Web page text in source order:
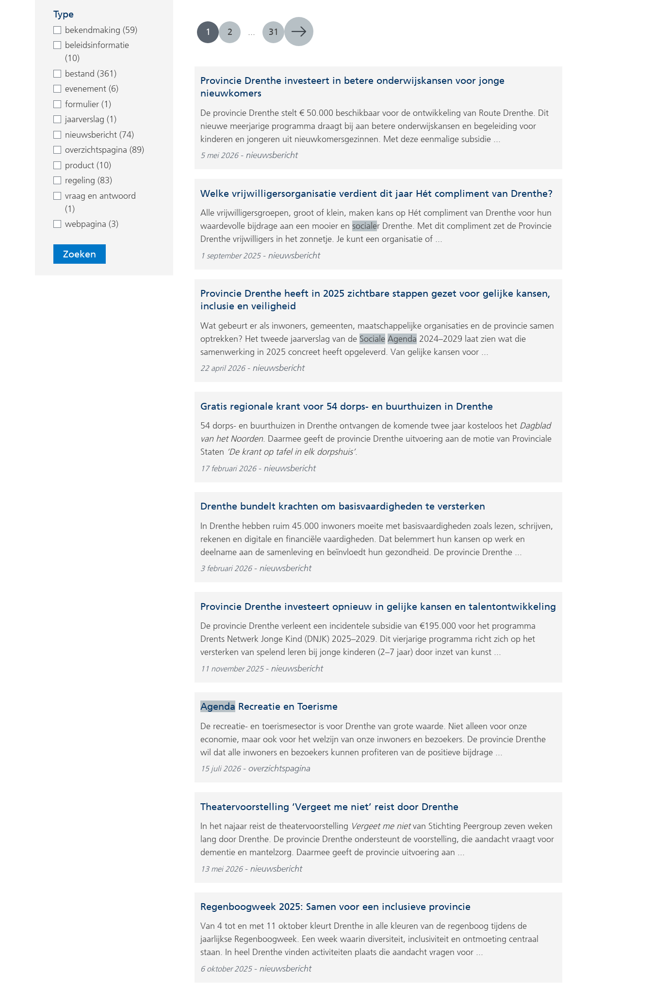
Type
bekendmaking (59)
beleidsinformatie
(10)
bestand (361)
evenement (6)
formulier (1)
jaarverslag (1)
nieuwsbericht (74)
overzichtspagina (89)
product (10)
regeling (83)
vraag en antwoord
(1)
webpagina (3)
Zoeken
1 2 ... 31
Provincie Drenthe investeert in betere onderwijskansen voor jonge
nieuwkomers
De provincie Drenthe stelt € 50.000 beschikbaar voor de ontwikkeling van Route Drenthe. Dit
nieuwe meerjarige programma draagt bij aan betere onderwijskansen en begeleiding voor
kinderen en jongeren uit nieuwkomersgezinnen. Met deze eenmalige subsidie ...
5 mei 2026 nieuwsbericht
Welke vrijwilligersorganisatie verdient dit jaar Hét compliment van Drenthe?
Alle vrijwilligersgroepen, groot of klein, maken kans op Hét compliment van Drenthe voor hun
waardevolle bijdrage aan een mooier en socialer Drenthe. Met dit compliment zet de Provincie
Drenthe vrijwilligers in het zonnetje. Je kunt een organisatie of ...
1 september 2025 nieuwsbericht
Provincie Drenthe heeft in 2025 zichtbare stappen gezet voor gelijke kansen,
inclusie en veiligheid
Wat gebeurt er als inwoners, gemeenten, maatschappelijke organisaties en de provincie samen
optrekken? Het tweede jaarverslag van de Sociale Agenda 2024–2029 laat zien wat die
samenwerking in 2025 concreet heeft opgeleverd. Van gelijke kansen voor ...
22 april 2026 nieuwsbericht
Gratis regionale krant voor 54 dorps- en buurthuizen in Drenthe
54 dorps- en buurthuizen in Drenthe ontvangen de komende twee jaar kosteloos het Dagblad
van het Noorden. Daarmee geeft de provincie Drenthe uitvoering aan de motie van Provinciale
Staten ‘De krant op tafel in elk dorpshuis’.
17 februari 2026 nieuwsbericht
Drenthe bundelt krachten om basisvaardigheden te versterken
In Drenthe hebben ruim 45.000 inwoners moeite met basisvaardigheden zoals lezen, schrijven,
rekenen en digitale en financiële vaardigheden. Dat belemmert hun kansen op werk en
deelname aan de samenleving en beïnvloedt hun gezondheid. De provincie Drenthe ...
3 februari 2026 nieuwsbericht
Provincie Drenthe investeert opnieuw in gelijke kansen en talentontwikkeling
De provincie Drenthe verleent een incidentele subsidie van €195.000 voor het programma
Drents Netwerk Jonge Kind (DNJK) 2025–2029. Dit vierjarige programma richt zich op het
versterken van spelend leren bij jonge kinderen (2–7 jaar) door inzet van kunst ...
11 november 2025 nieuwsbericht
Agenda Recreatie en Toerisme
De recreatie- en toerismesector is voor Drenthe van grote waarde. Niet alleen voor onze
economie, maar ook voor het welzijn van onze inwoners en bezoekers. De provincie Drenthe
wil dat alle inwoners en bezoekers kunnen profiteren van de positieve bijdrage ...
15 juli 2026 overzichtspagina
Theatervoorstelling ‘Vergeet me niet’ reist door Drenthe
In het najaar reist de theatervoorstelling Vergeet me nietvan Stichting Peergroup zeven weken
lang door Drenthe. De provincie Drenthe ondersteunt de voorstelling, die aandacht vraagt voor
dementie en mantelzorg. Daarmee geeft de provincie uitvoering aan ...
13 mei 2026 nieuwsbericht
Regenboogweek 2025: Samen voor een inclusieve provincie
Van 4 tot en met 11 oktober kleurt Drenthe in alle kleuren van de regenboog tijdens de
jaarlijkse Regenboogweek. Een week waarin diversiteit, inclusiviteit en ontmoeting centraal
staan. In heel Drenthe vinden activiteiten plaats die aandacht vragen voor ...
6 oktober 2025 nieuwsbericht